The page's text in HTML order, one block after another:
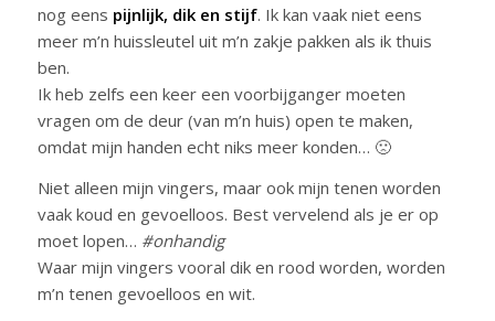
nog eens pijnlijk, dik en stijf. Ik kan vaak niet eens
meer m’n huissleutel uit m’n zakje pakken als ik thuis
ben.
Ik heb zelfs een keer een voorbijganger moeten
vragen om de deur (van m’n huis) open te maken,
omdat mijn handen echt niks meer konden… 🙁
Niet alleen mijn vingers, maar ook mijn tenen worden
vaak koud en gevoelloos. Best vervelend als je er op
moet lopen… #onhandig
Waar mijn vingers vooral dik en rood worden, worden
m’n tenen gevoelloos en wit.